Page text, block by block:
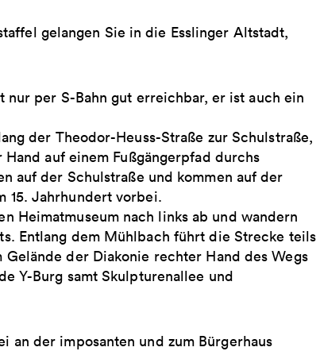
gelangen Sie in die Esslinger Altstadt,
per S-Bahn gut erreichbar, er ist auch ein
der Theodor-Heuss-Straße zur Schulstraße,
auf einem Fußgängerpfad durchs
auf der Schulstraße und kommen auf der
15. Jahrhundert vorbei.
Heimatmuseum nach links ab und wandern
Entlang dem Mühlbach führt die Strecke teils
der Diakonie rechter Hand des Wegs
Y-Burg samt Skulpturenallee und
an der imposanten und zum Bürgerhaus